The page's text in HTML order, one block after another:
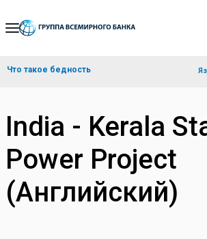
Skip
Navigation
Что такое бедность
India - Kerala
Power Project
(Английский)